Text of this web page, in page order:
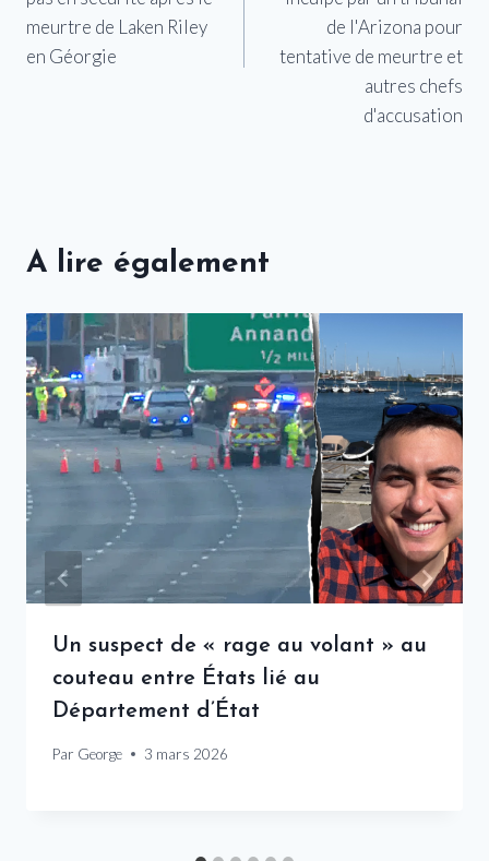
meurtre de Laken Riley
en Géorgie
de l'Arizona pour
tentative de meurtre et
autres chefs
d'accusation
A lire également
Un suspect de « rage au volant » au
couteau entre États lié au
Département d’État
Par George 3 mars 2026